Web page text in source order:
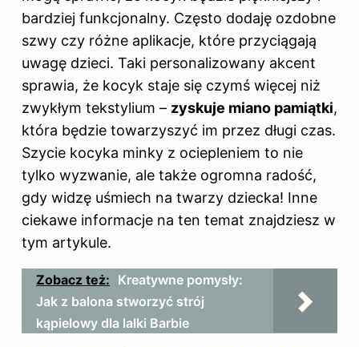
bardziej funkcjonalny. Często dodaję ozdobne
szwy czy różne aplikacje, które przyciągają
uwagę dzieci. Taki personalizowany akcent
sprawia, że kocyk staje się czymś więcej niż
zwykłym tekstylium – zyskuje miano pamiątki,
która będzie towarzyszyć im przez długi czas.
Szycie kocyka minky z ociepleniem to nie
tylko wyzwanie, ale także ogromna radość,
gdy widzę uśmiech na twarzy dziecka! Inne
ciekawe informacje na ten temat znajdziesz w
tym artykule.
Zobacz też: Kreatywne pomysły:
Jak z balona stworzyć strój
kąpielowy dla lalki Barbie